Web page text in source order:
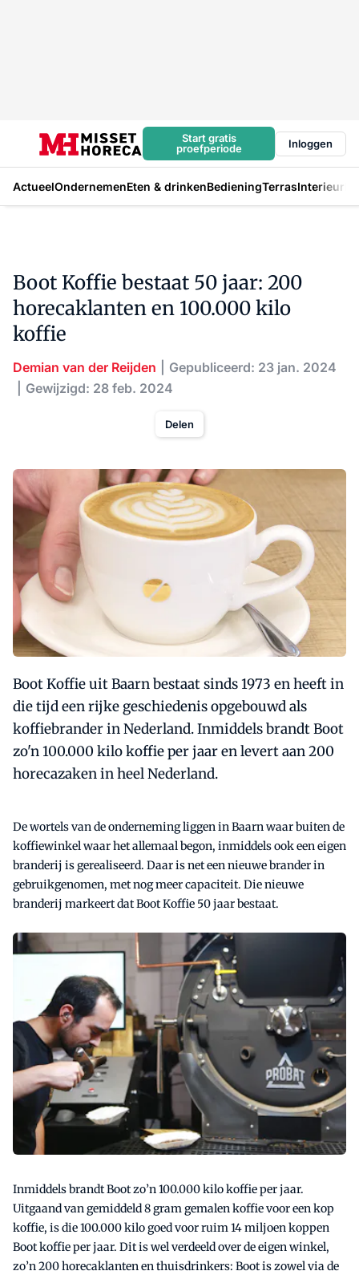
Start gratis
proefperiode
Inloggen
ActueelOndernemenEten & drinkenBedieningTerrasInterieur
Boot Koffie bestaat 50 jaar: 200
horecaklanten en 100.000 kilo
koffie
Demian van der Reijden
Gepubliceerd: 23 jan. 2024
Gewijzigd: 28 feb. 2024
Delen
Boot Koffie uit Baarn bestaat sinds 1973 en heeft in
die tijd een rijke geschiedenis opgebouwd als
koffiebrander in Nederland. Inmiddels brandt Boot
zo'n 100.000 kilo koffie per jaar en levert aan 200
horecazaken in heel Nederland.
De wortels van de onderneming liggen in Baarn waar buiten de
koffiewinkel waar het allemaal begon, inmiddels ook een eigen
branderij is gerealiseerd. Daar is net een nieuwe brander in
gebruikgenomen, met nog meer capaciteit. Die nieuwe
branderij markeert dat Boot Koffie 50 jaar bestaat.
Inmiddels brandt Boot zo’n 100.000 kilo koffie per jaar.
Uitgaand van gemiddeld 8 gram gemalen koffie voor een kop
koffie, is die 100.000 kilo goed voor ruim 14 miljoen koppen
Boot koffie per jaar. Dit is wel verdeeld over de eigen winkel,
zo’n 200 horecaklanten en thuisdrinkers: Boot is zowel via de